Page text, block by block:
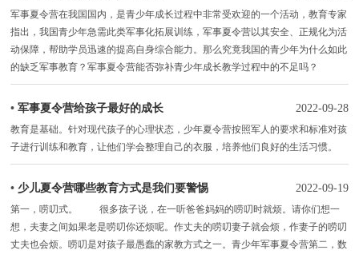
军事夏令营在我国国内，是青少年成长过程中非常受欢迎的一个活动，教育专家
指出，我国青少年急需此类军事化拓展训练，军事夏令营以其安全、正规化为活
动保障，帮助学员迅速的提高自身综合能力。那么究竟我国的青少年为什么如此
的缺乏军事教育？军事夏令营能否弥补青少年成长教学过程中的不足吗？
•军事夏令营给孩子最好的成长 2022-09-28
教育是基础。针对现代孩子的心理状态，少年夏令营按照军人的要求和标准对孩
子进行训练和教育，让他们学会整理自己的衣服，培养他们良好的生活习惯。
• 少儿夏令营哪些教育方式是我们要警惕 2022-09-19
第一，唠叨式。 很多孩子说，在一听爸爸妈妈的唠叨时就烦。请你们想一
想，夫妻之间如果老是唠叨你还烦呢。作丈夫的唠叨妻子就会烦，作妻子的唠叨
丈夫也会烦。唠叨是对孩子最愚蠢的家教方式之一。青少年军事夏令营第二，数